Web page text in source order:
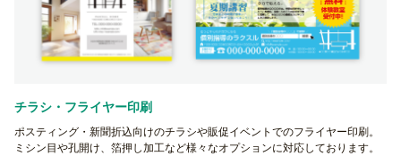
チラシ・フライヤー印刷
ポスティング・新聞折込向けのチラシや販促イベントでのフライヤー印刷。
ミシン目や孔開け、箔押し加工など様々なオプションに対応しております。